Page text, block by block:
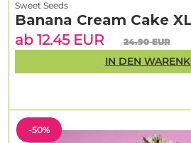
-50%
Sweet Seeds
Banana Cream Cake
ab 12.45 EUR
24.90 EUR
IN DEN